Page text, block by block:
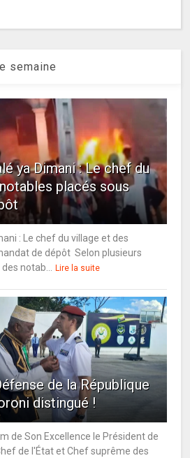
semaine
ya Dimani : Le chef du
placés sous
: Le chef du village et des
de dépôt Selon plusieurs
notab... Lire la suite
de la République
distingué !
de Son Excellence le Président de
de l'État et Chef suprême des